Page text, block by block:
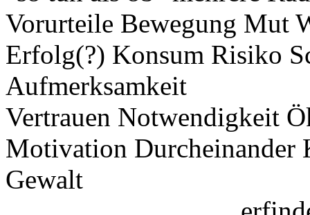
Vorurteile Bewegung Mut
Erfolg(?) Konsum Risiko
Aufmerksamkeit
Vertrauen Notwendigkeit
Motivation
Gewalt